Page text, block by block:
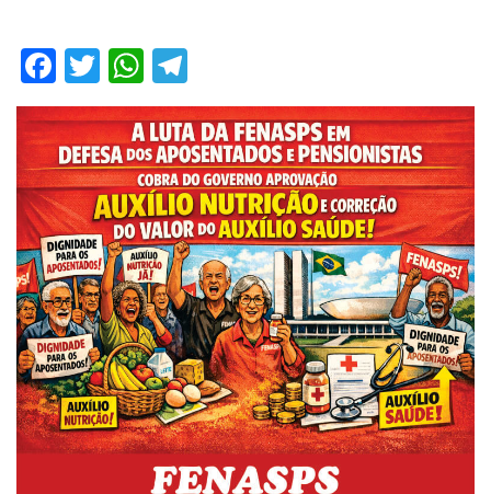
Facebook
TwitterWhatsApp